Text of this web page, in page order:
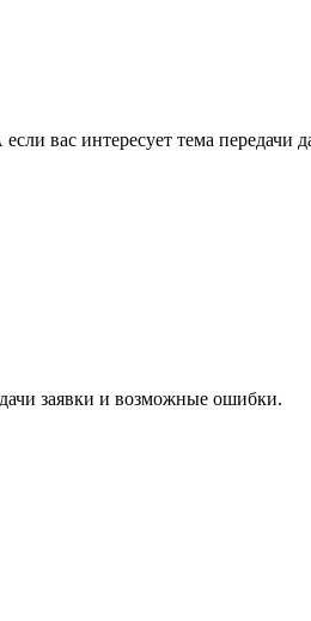
если вас интересует тема
заявки и возможные ошибки.